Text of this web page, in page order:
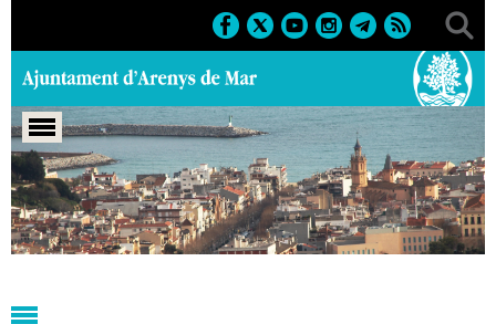
Portada > Agenda > 08-11-
2016 > Marcs > Culturals > 2016 > Conferències